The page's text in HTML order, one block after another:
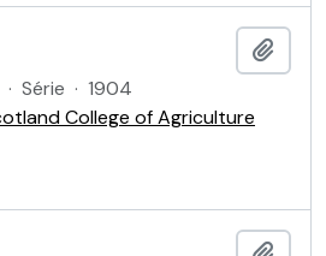
· Série · 1904
College of Agriculture